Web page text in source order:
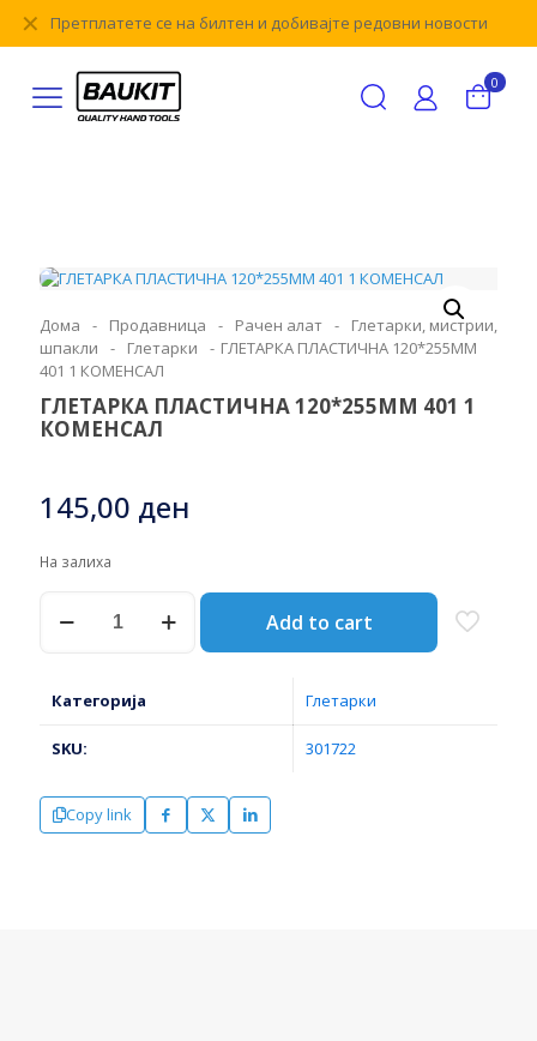
Претплатете се на билтен и добивајте редовни новости
✕
0
Дома - Продавница - Рачен алат -
Глетарки, мистрии,
шпакли
- Глетарки - ГЛЕТАРКА ПЛАСТИЧНА 120*255ММ
401 1 КОМЕНСАЛ
ГЛЕТАРКА ПЛАСТИЧНА 120*255ММ 401 1
КОМЕНСАЛ
145,00 ден
На залиха
ПЛАСТИЧНА
КОМЕНСАЛ
Add to cart
Категорија Глетарки
SKU: 301722
Copy link